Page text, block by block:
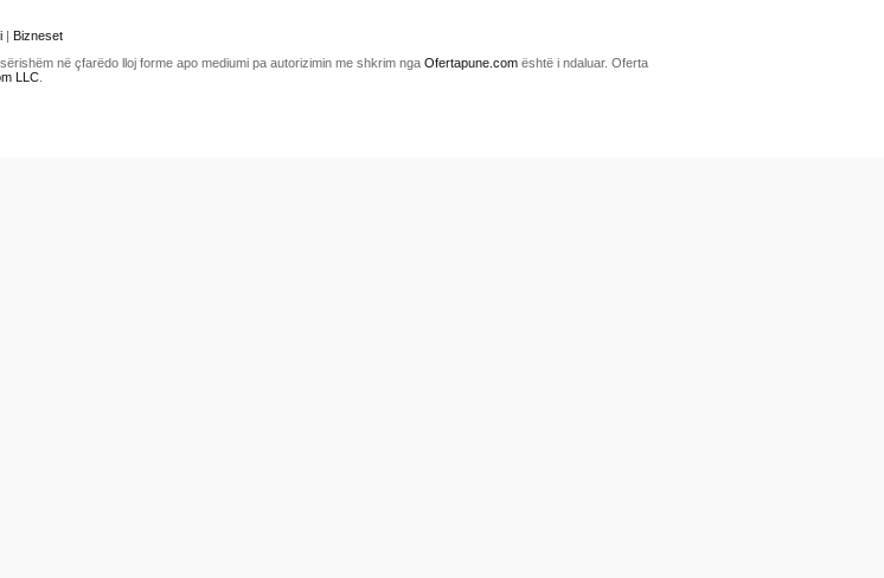
| Bizneset
në çfarëdo lloj forme apo mediumi pa autorizimin me shkrim nga Ofertapune.com është i ndaluar. Oferta
LLC